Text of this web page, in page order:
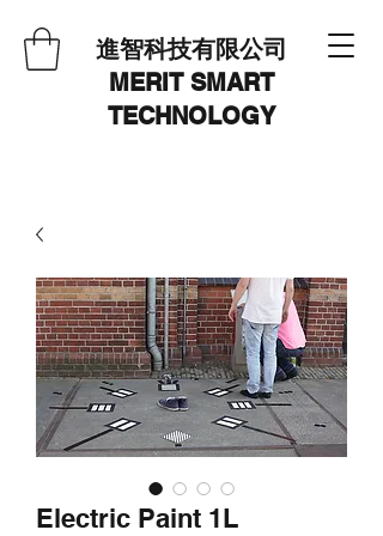
進智科技有限公司
MERIT SMART
TECHNOLOGY
Electric Paint 1L